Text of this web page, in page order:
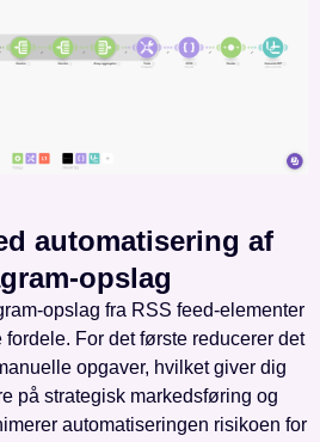
automatisering af
opslag
opslag fra RSS feed-elementer
For det første reducerer det
opgaver, hvilket giver dig
på strategisk markedsføring og
automatiseringen risikoen for